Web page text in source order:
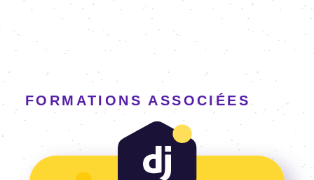
FORMATIONS ASSOCIÉES